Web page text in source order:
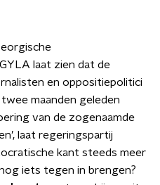
laat zien dat de
en oppositiepolitici
maanden geleden
van de zogenaamde
laat regeringspartij
kant steeds meer
iets tegen in brengen?